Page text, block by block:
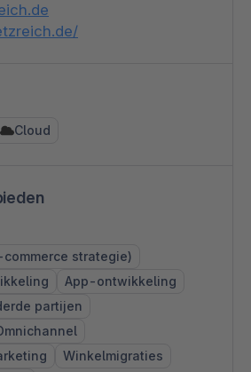
Cloud
strategie)
App-ontwikkeling
partijen
Winkelmigraties